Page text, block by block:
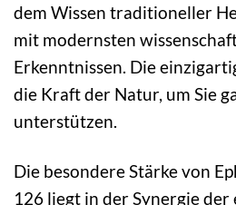
dem Wissen traditioneller
mit modernsten
Erkenntnissen. Die
die Kraft der Natur, um Sie
unterstützen.
Die besondere Stärke von
126 liegt in der Synergie der